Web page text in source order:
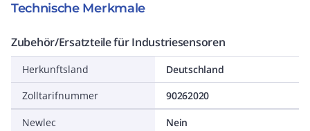
Technische Merkmale
Zubehör/Ersatzteile für Industriesensoren
Herkunftsland
Deutschland
Zolltarifnummer
90262020
Newlec Nein